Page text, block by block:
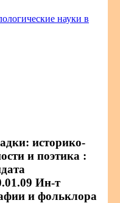
науки в
историко-
и поэтика :
Ин-т
и фольклора